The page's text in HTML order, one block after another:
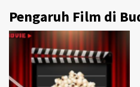
Pengaruh Film di